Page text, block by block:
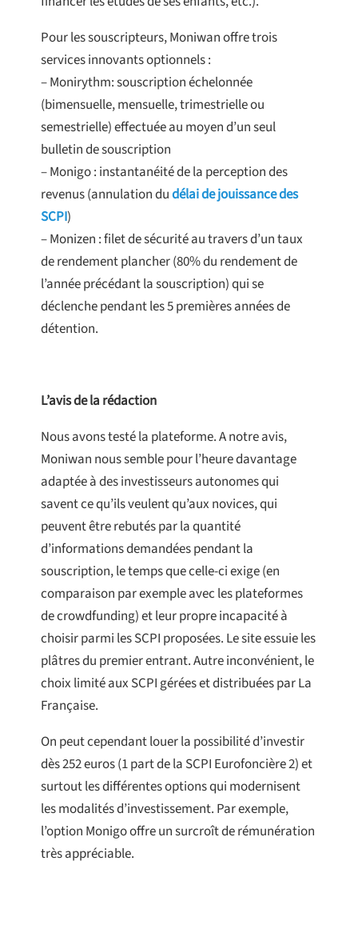
Pour les souscripteurs, Moniwan offre trois
services innovants optionnels :
– Monirythm: souscription échelonnée
(bimensuelle, mensuelle, trimestrielle ou
semestrielle) effectuée au moyen d’un seul
bulletin de souscription
– Monigo : instantanéité de la perception des
revenus (annulation dudélai de jouissance des
SCPI)
– Monizen : filet de sécurité au travers d’un taux
de rendement plancher (80% du rendement de
l’année précédant la souscription) qui se
déclenche pendant les 5 premières années de
détention.
L’avis de la rédaction
Nous avons testé la plateforme. A notre avis,
Moniwan nous semble pour l’heure davantage
adaptée à des investisseurs autonomes qui
savent ce qu’ils veulent qu’aux novices, qui
peuvent être rebutés par la quantité
d’informations demandées pendant la
souscription, le temps que celle-ci exige (en
comparaison par exemple avec les plateformes
de crowdfunding) et leur propre incapacité à
choisir parmi les SCPI proposées. Le site essuie les
plâtres du premier entrant. Autre inconvénient, le
choix limité aux SCPI gérées et distribuées par La
Française.
On peut cependant louer la possibilité d’investir
dès 252 euros (1 part de la SCPI Eurofoncière 2) et
surtout les différentes options qui modernisent
les modalités d’investissement. Par exemple,
l’option Monigo offre un surcroît de rémunération
très appréciable.